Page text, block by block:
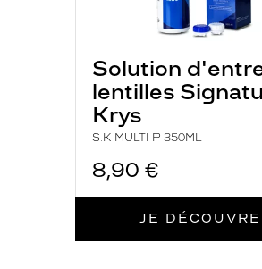
Solution
lentilles
Krys
S.K MULTI P 350ML
8,90 €
JE DÉCOUVRE